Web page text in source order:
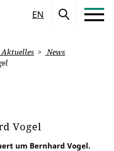
EN
Aktuelles
News
Vogel
um Bernhard Vogel.